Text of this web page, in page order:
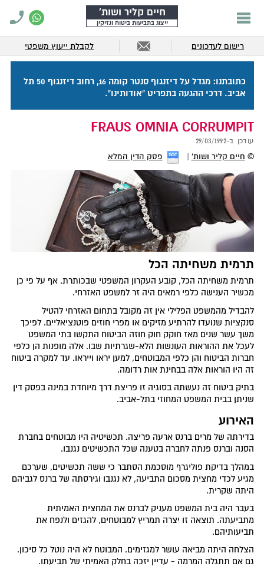
חיים קליר ושות'
ייצוג בתביעות ביטוח ונזיקין
רישום לעדכונים לקבלת ייעוץ משפטי
כתובתנו: מגדל על דיזנגוף סנטר קומה 16, רחוב דיזנגוף 50 תל
אביב. דרכי ההגעה בתפריט "אודותינו".
FRAUS OMNIA CORRUMPIT
עודכן ב-29/03/1992
© חיים קליר ושות' פסק הדין המלא
תרמית משחיתה הכל
תרמית משחיתה הכל, קובע העקרון המשפטי שבכותרת. אף על פי כן
מכשיר הענישה כלפי רמאים היה זר למשפט האזרחי.
להבדיל מהמשפט הפלילי אין זה מקובל בתחום האזרחי להטיל
סנקציות שנועדו להרתיע מזיקים או מפרי חוזים פוטנציאליים. לפיכך
משך עשר שנים מאז חוקק חוק חוזה הביטוח התקשו בתי המשפט
לעכל את ההוראות העונשות הלא-שגרתיות שבו. אלה מופנות הן כלפי
חברות הביטוח והן כלפי המבוטחים, למען יראו וייראו. עד למקרה ביטוח
זה היו הוראות אלה בבחינת אות רדומה.
בתיק ביטוח זה נעשתה בסוגיה זו פריצת דרך מיוחדת במינה בפסק דין
שניתן בבית המשפט המחוזי בתל-אביב.
האירוע
בדירתה של מרים ברנס ארעה פריצה. תכשיטיה היו מבוטחים בחברת
הסנה וברנס פנתה לחברה בטענה שכל התכשיטים נגנבו.
במהלך בדיקת פוליגרף מוסכמת הסתבר כי ששה תכשיטים, שערכם
מגיע לכדי מחצית מסכום התביעה, לא נגנבו וגירסתה של ברנס לגביהם
היתה שקרית.
בעבר היה בית המשפט מעניק לברנס את המחצית האמיתית
מתביעתה. תוצאה זו יצרה תמריץ למבוטחים, להגזים ולנפח את
תביעותיהם.
הצלחה היתה מביאה עושר למגזימים. המבוטח לא היה נוטל כל סיכון.
גם אם תתגלה המרמה - עדיין יזכה בחלק האמיתי של תביעתו.